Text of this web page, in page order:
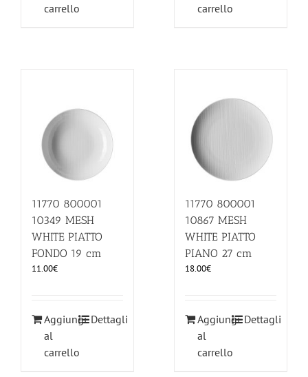
carrello
carrello
11770 800001
10349 MESH
WHITE PIATTO
FONDO 19 cm
11.00€
Aggiungi
al
carrello
Dettagli
11770 800001
10867 MESH
WHITE PIATTO
PIANO 27 cm
18.00€
Aggiungi
al
carrello
Dettagli